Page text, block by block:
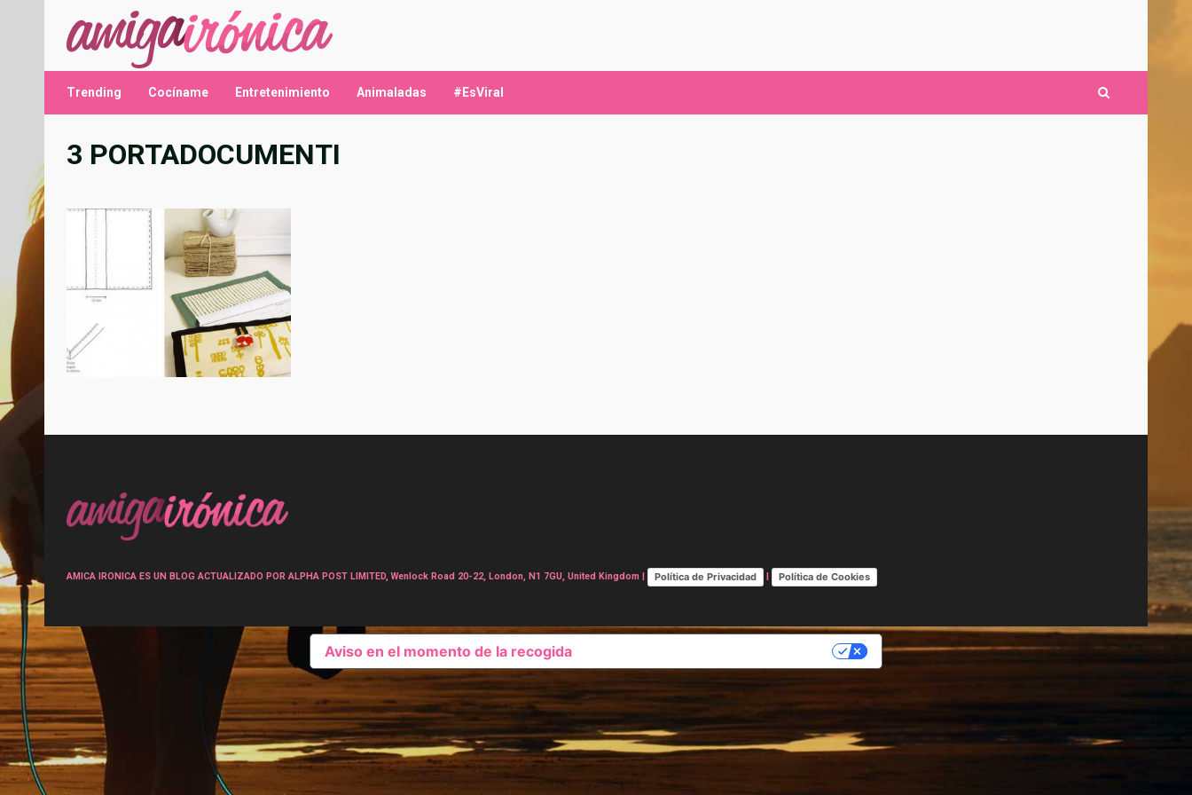
contenido
Trending Cocíname Entretenimiento Animaladas #EsViral
3 PORTADOCUMENTI
AMICA IRONICA ES UN BLOG ACTUALIZADO POR ALPHA POST LIMITED, Wenlock Road 20-22, London, N1 7GU, United Kingdom | Política de Privacidad | Política de Cookies
Aviso en el momento de la recogida